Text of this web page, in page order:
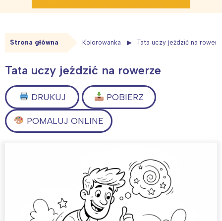
Strona główna Kolorowanka Tata uczy jeździć na
Tata uczy jeździć na rowerze
DRUKUJ POBIERZ
POMALUJ ONLINE